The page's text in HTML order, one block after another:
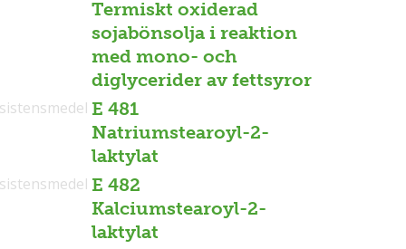
Termiskt oxiderad
sojabönsolja i reaktion
med mono- och
diglycerider av fettsyror
E 481
Natriumstearoyl-2-
laktylat
E 482
Kalciumstearoyl-2-
laktylat